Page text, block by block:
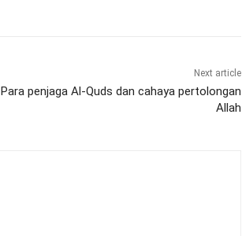
Next article
Para penjaga Al-Quds dan cahaya pertolongan
Allah